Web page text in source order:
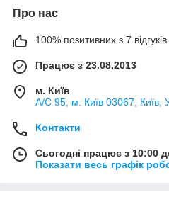
Про нас
100% позитивних з 7 відгуків
Працює з 23.08.2013
м. Київ
А/С 95, м. Київ 03067, Київ,
Контакти
Сьогодні працює з 10:00
Показати весь графік